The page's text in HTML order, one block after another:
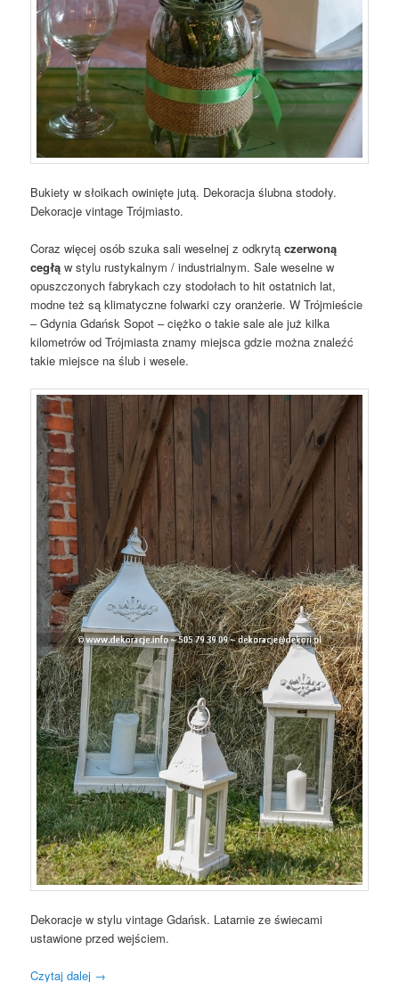
Bukiety w słoikach owinięte jutą. Dekoracja ślubna stodoły.
Dekoracje vintage Trójmiasto.
Coraz więcej osób szuka sali weselnej z odkrytączerwoną
cegłą w stylu rustykalnym / industrialnym. Sale weselne w
opuszczonych fabrykach czy stodołach to hit ostatnich lat,
modne też są klimatyczne folwarki czy oranżerie. W Trójmieście
– Gdynia Gdańsk Sopot – ciężko o takie sale ale już kilka
kilometrów od Trójmiasta znamy miejsca gdzie można znaleźć
takie miejsce na ślub i wesele.
Dekoracje w stylu vintage Gdańsk. Latarnie ze świecami
ustawione przed wejściem.
Czytaj dalej →